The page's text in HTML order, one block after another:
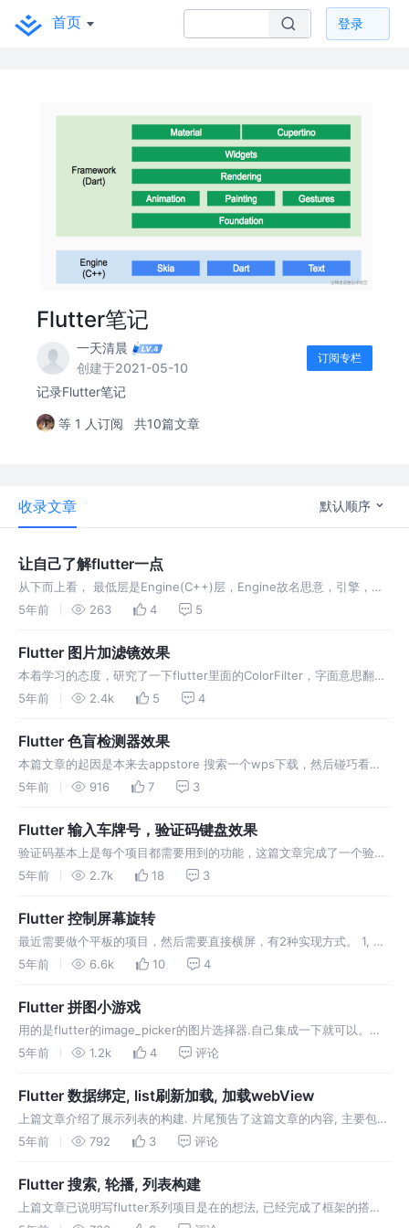
首页 登录
Flutter笔记
一天清晨
创建于2021-05-10
订阅专栏
记录Flutter笔记
等 1 人订阅 共10篇文章
收录文章 默认顺序
让自己了解flutter一点
从下而上看， 最低层是Engine(C++)层，Engine故名思意，引擎，说
明底层是C++为引擎的SDK，其中包含Dart语言，Skia引擎，Text的文
Painting(绘制)， Gestu…
5年前 263 4 5
Flutter 图片加滤镜效果
本着学习的态度，研究了一下flutter里面的ColorFilter，字面意思翻译
颜色过滤器，学习就是要举一反三，拓展思考就把这个功能做了一个简
色选择和模式选择，这个没什么可说的，使用简单的SingleChildS…
5年前 2.4k 5 4
Flutter 色盲检测器效果
本篇文章的起因是本来去appstore 搜索一个wps下载，然后碰巧看懂
了这个色盲检测的应用，测试了一会，感觉自己是个色盲。本就在学习
点，都是很基本的操作，资源的获取是下载了原应用，里面有资源文
件，直接拿来用…
5年前 916 7 3
Flutter 输入车牌号，验证码键盘效果
验证码基本上是每个项目都需要用到的功能，这篇文章完成了一个验证
码的输入框效果，并且拓展了一个输入上传车牌号（包括新能源），自
使用stack布局，在最低层构建一排container设置边框，然后将
TextField放…
5年前 2.7k 18 3
Flutter 控制屏幕旋转
最近需要做个平板的项目，然后需要直接横屏，有2种实现方式。 1, 随
着屏幕旋转，布局自动调整。做横竖屏适配 第一种方式这里就不做说明
型。 ！！！！但是但是但是这个方法只适用于android在iOS上没有效
果，上网查资…
5年前 6.6k 10 4
Flutter 拼图小游戏
用的是flutter的image_picker的图片选择器.自己集成一下就可以。不
再多说 上面代码添加了，点击方法。用来进行模块移动， 其中clipper
法，这里提供一下思路。循环次数去进行点击移动操作，记录点击的…
5年前 1.2k 4 评论
Flutter 数据绑定, list刷新加载, 加载webView
上篇文章介绍了展示列表的构建. 片尾预告了这篇文章的内容, 主要包括
列表的刷新,加载, 导航跳转详情web页面. 网络数据请求. 绑定数据. 效
方库查询地址地址. 方便查找需要用到的资源与轮子 一个…
5年前 792 3 评论
Flutter 搜索, 轮播, 列表构建
上篇文章已说明写flutter系列项目是在的想法, 已经完成了框架的搭建,